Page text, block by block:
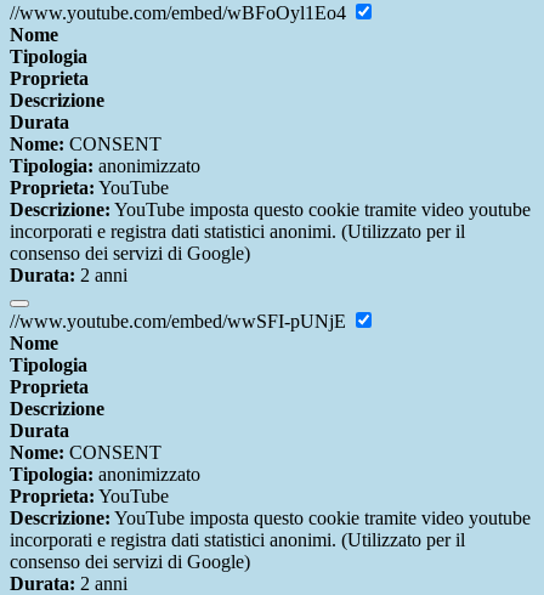
//www.youtube.com/embed/wBFoOyl1Eo4
Nome
Tipologia
Proprieta
Descrizione
Durata
Nome: CONSENT
Tipologia: anonimizzato
Proprieta: YouTube
Descrizione: YouTube imposta questo cookie tramite video youtube
incorporati e registra dati statistici anonimi. (Utilizzato per il
consenso dei servizi di Google)
Durata: 2 anni
//www.youtube.com/embed/wwSFI-pUNjE
Nome
Tipologia
Proprieta
Descrizione
Durata
Nome: CONSENT
Tipologia: anonimizzato
Proprieta: YouTube
Descrizione: YouTube imposta questo cookie tramite video youtube
incorporati e registra dati statistici anonimi. (Utilizzato per il
consenso dei servizi di Google)
Durata: 2 anni